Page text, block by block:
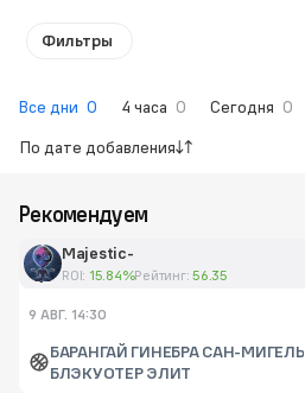
Фильтры
Все дни 0 4 часа 0 Сегодня 0
По дате добавления
Рекомендуем
Majestic-
ROI: 15.84%Рейтинг:56.35
9 АВГ. 14:30
БАРАНГАЙ ГИНЕБРА САН-МИГЕЛЬ
БЛЭКУОТЕР ЭЛИТ